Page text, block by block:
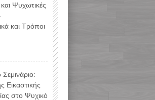
και Ψυχωτικές
και Τρόποι
Σεμινάριο:
Εικαστικής
στο Ψυχικό